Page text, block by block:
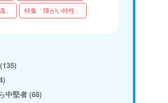
」 特集「障がい特性」
中堅者 (68)